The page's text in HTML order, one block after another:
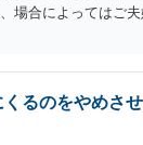
場合によってはご
るのをやめさ